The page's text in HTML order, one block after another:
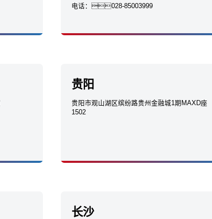
电话：028-85003999
贵阳
贵阳市观山湖区缤纷路贵州金融城1期MAXD座
1502
长沙